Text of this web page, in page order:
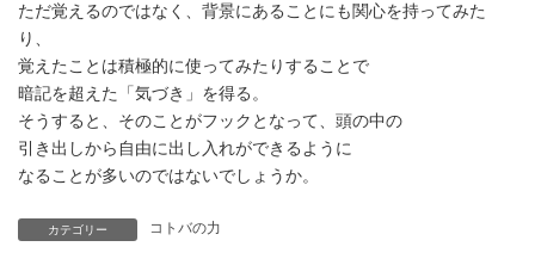
ただ覚えるのではなく、背景にあることにも関心を持ってみた
り、
覚えたことは積極的に使ってみたりすることで
暗記を超えた「気づき」を得る。
そうすると、そのことがフックとなって、頭の中の
引き出しから自由に出し入れができるように
なることが多いのではないでしょうか。
カテゴリー コトバの力